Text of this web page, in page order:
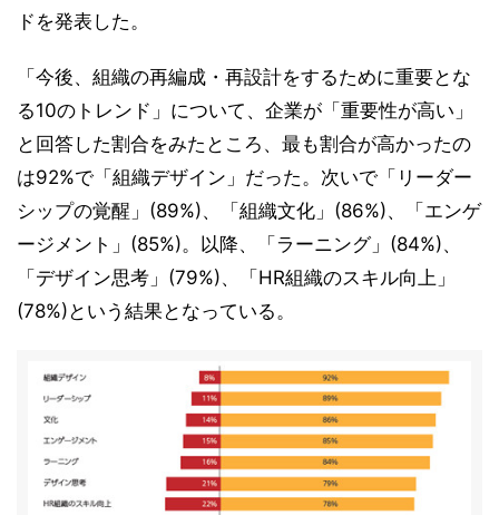
ドを発表した。
「今後、組織の再編成・再設計をするために重要とな
る10のトレンド」について、企業が「重要性が高い」
と回答した割合をみたところ、最も割合が高かったの
は92%で「組織デザイン」だった。次いで「リーダー
シップの覚醒」(89%)、「組織文化」(86%)、「エンゲ
ージメント」(85%)。以降、「ラーニング」(84%)、
「デザイン思考」(79%)、「HR組織のスキル向上」
(78%)という結果となっている。